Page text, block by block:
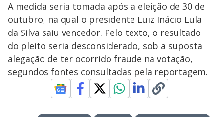
A medida seria tomada após a eleição de 30 de
outubro, na qual o presidente Luiz Inácio Lula
da Silva saiu vencedor. Pelo texto, o resultado
do pleito seria desconsiderado, sob a suposta
alegação de ter ocorrido fraude na votação,
segundos fontes consultadas pela reportagem.